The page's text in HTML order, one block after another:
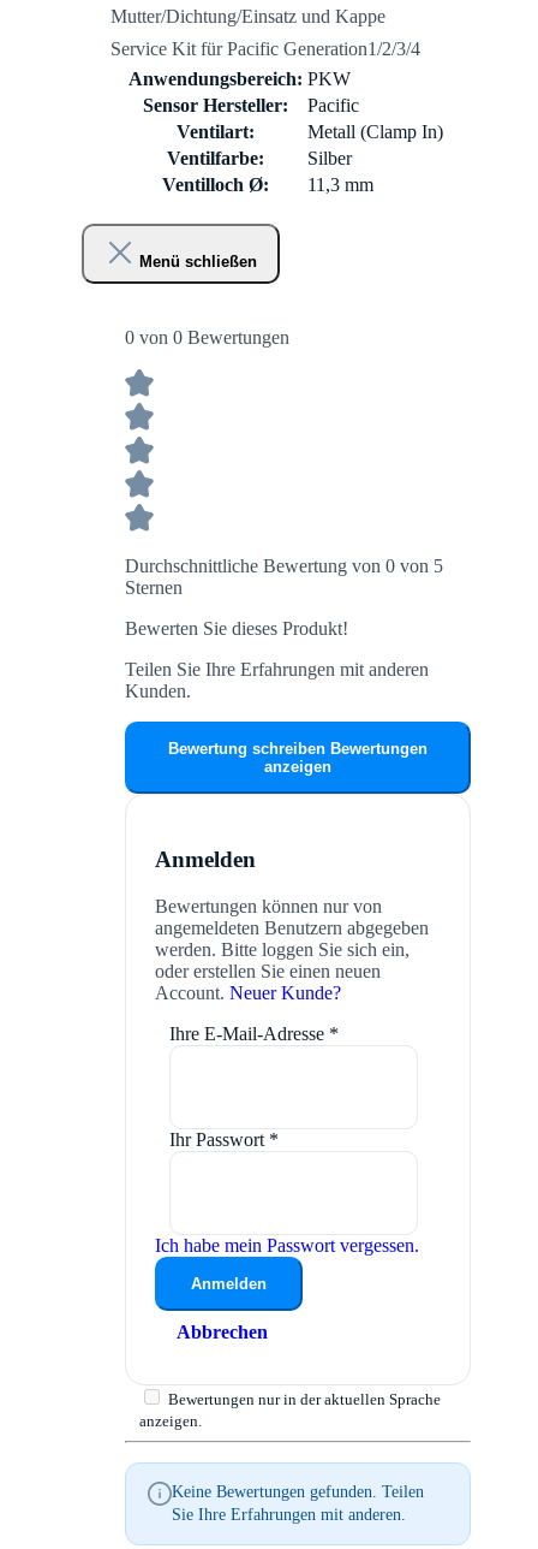
Mutter/Dichtung/Einsatz und Kappe
Service Kit für Pacific Generation1/2/3/4
Anwendungsbereich: PKW
Sensor Hersteller:
Pacific
Ventilart:
Metall (Clamp In)
Ventilfarbe:
Silber
Ventilloch Ø:
11,3 mm
Menü schließen
0 von 0 Bewertungen
Durchschnittliche Bewertung von 0 von 5
Sternen
Bewerten Sie dieses Produkt!
Teilen Sie Ihre Erfahrungen mit anderen
Kunden.
Bewertung schreiben Bewertungen
anzeigen
Anmelden
Bewertungen können nur von
angemeldeten Benutzern abgegeben
werden. Bitte loggen Sie sich ein,
oder erstellen Sie einen neuen
Account. Neuer Kunde?
Ihre E-Mail-Adresse *
Ihr Passwort *
Ich habe mein Passwort vergessen.
Anmelden
Abbrechen
Bewertungen nur in der aktuellen Sprache
anzeigen.
Keine Bewertungen gefunden. Teilen
Sie Ihre Erfahrungen mit anderen.